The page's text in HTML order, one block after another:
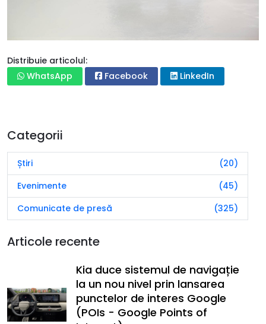
Distribuie articolul:
WhatsApp
Facebook LinkedIn
Categorii
Știri
(20)
Evenimente
(45)
Comunicate de presă
(325)
Articole recente
Kia duce sistemul de navigație
la un nou nivel prin lansarea
punctelor de interes Google
(POIs - Google Points of